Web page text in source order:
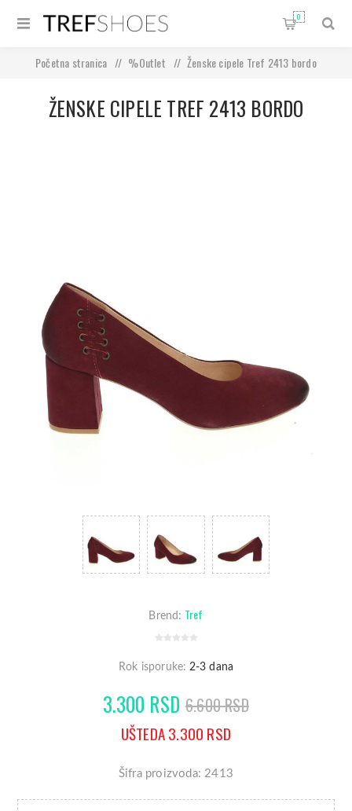
0
Početna stranica / %Outlet / Ženske cipele Tref 2413 bordo
ŽENSKE CIPELE TREF 2413 BORDO
Brend: Tref
Rok isporuke: 2-3 dana
3.300 RSD 6.600 RSD
UŠTEDA 3.300 RSD
Šifra proizvoda: 2413